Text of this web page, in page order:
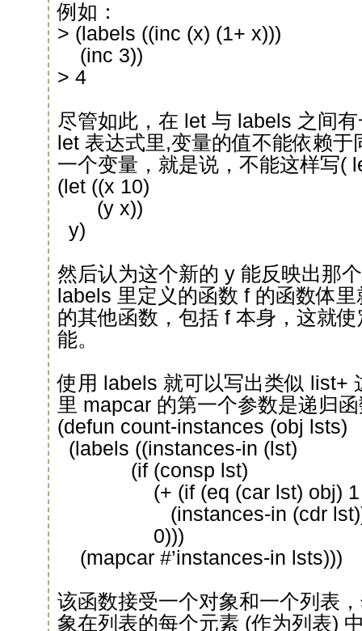
例如：
> (labels ((inc (x) (1+ x)))
(inc 3))
> 4
尽管如此，在 let 与 labels 之间
let 表达式里,变量的值不能依赖
一个变量，就是说，不能这样写(
(let ((x 10)
(y x))
y)
然后认为这个新的 y 能反映出那
labels 里定义的函数 f 的函数体
的其他函数，包括 f 本身，这就
能。
使用 labels 就可以写出类似 list+
里 mapcar 的第一个参数是递归
(defun count-instances (obj lsts)
(labels ((instances-in (lst)
(if (consp lst)
(+ (if (eq (car lst) obj) 1
(instances-in (cdr
0)))
(mapcar #’instances-in lsts)))
该函数接受一个对象和一个列表
象在列表的每个元素 (作为列表)